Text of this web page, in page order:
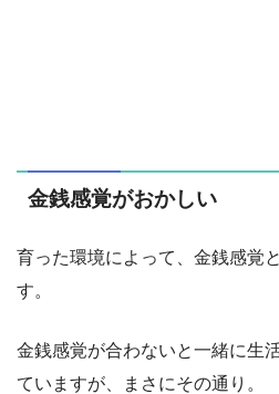
金銭感覚がおかしい
育った環境によって、金銭感覚
す。
金銭感覚が合わないと一緒に生
ていますが、まさにその通り。